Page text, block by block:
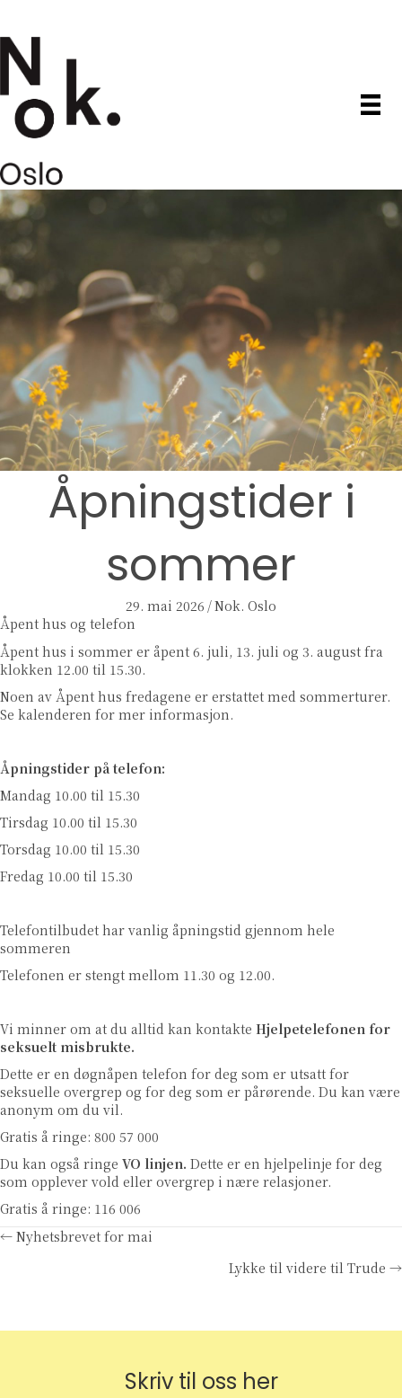
Åpningstider i
sommer
29. mai 2026 /Nok. Oslo
Åpent hus og telefon
Åpent hus i sommer er åpent 6. juli, 13. juli og 3. august fra
klokken 12.00 til 15.30.
Noen av Åpent hus fredagene er erstattet med sommerturer.
Se kalenderen for mer informasjon.
Åpningstider på telefon:
Mandag 10.00 til 15.30
Tirsdag 10.00 til 15.30
Torsdag 10.00 til 15.30
Fredag 10.00 til 15.30
Telefontilbudet har vanlig åpningstid gjennom hele
sommeren
Telefonen er stengt mellom 11.30 og 12.00.
Vi minner om at du alltid kan kontakte Hjelpetelefonen for
seksuelt misbrukte.
Dette er en døgnåpen telefon for deg som er utsatt for
seksuelle overgrep og for deg som er pårørende. Du kan være
anonym om du vil.
Gratis å ringe: 800 57 000
Du kan også ringe VO linjen. Dette er en hjelpelinje for deg
som opplever vold eller overgrep i nære relasjoner.
Gratis å ringe: 116 006
Posts
← Nyhetsbrevet for mai
Lykke til videre til Trude →
Skriv til oss her